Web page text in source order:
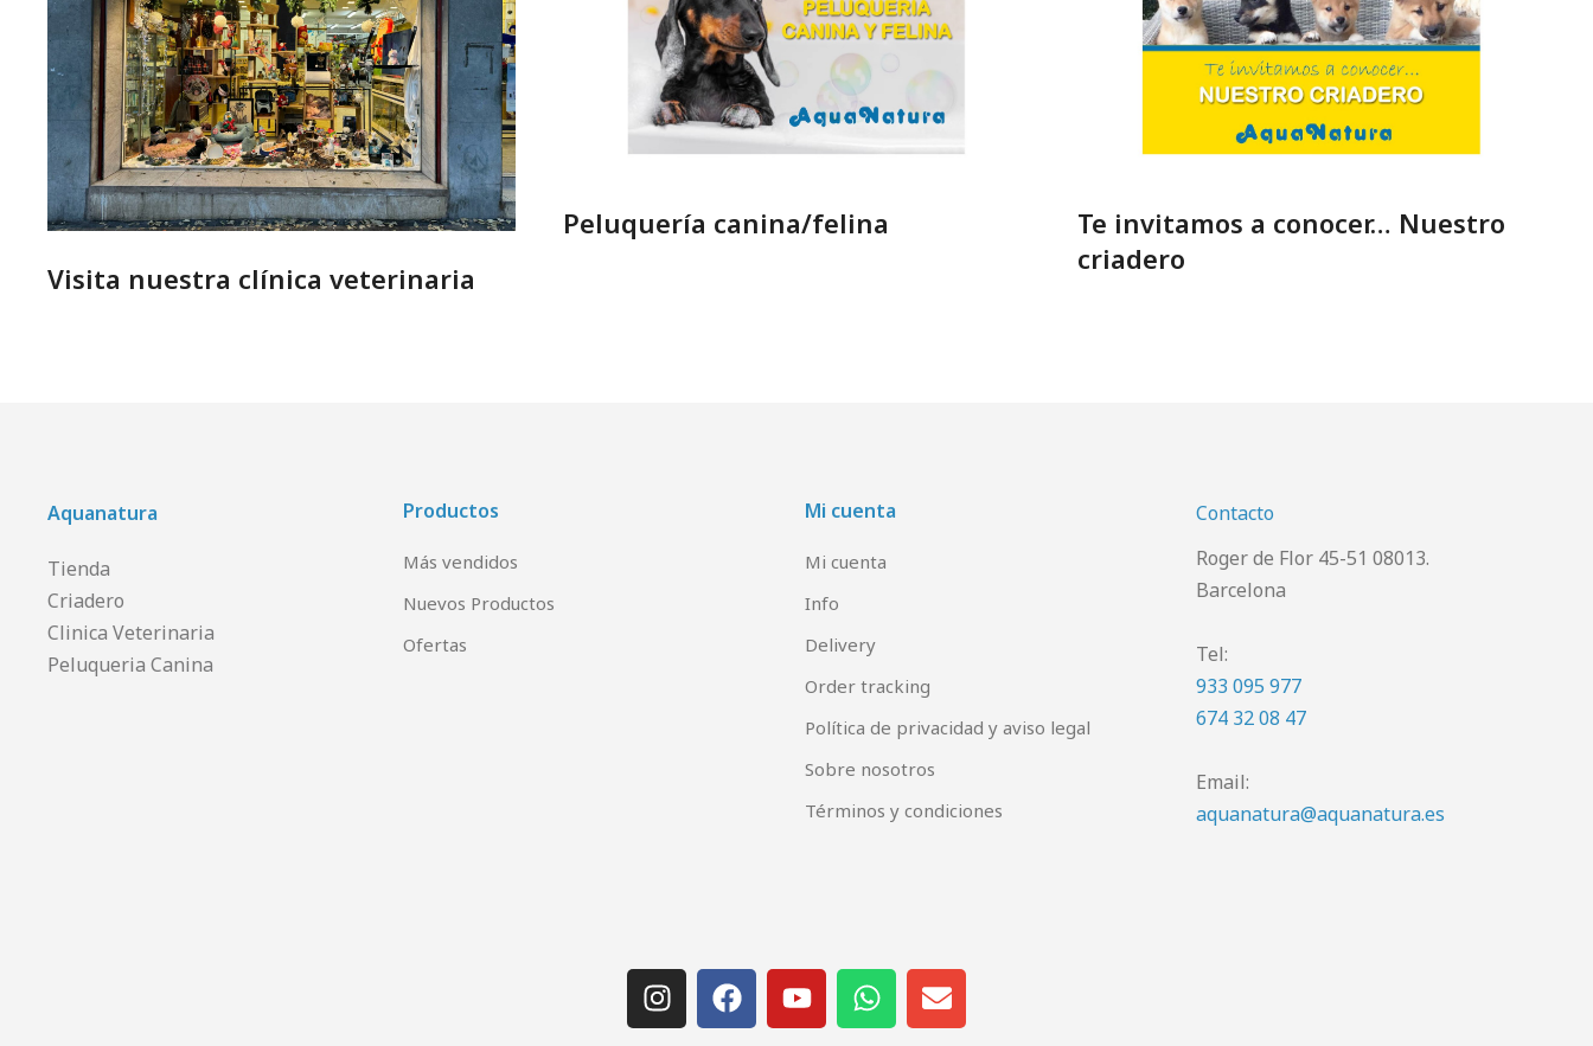
Visita nuestra clínica veterinaria
Peluquería canina/felina
Te invitamos a conocer… Nuestro
criadero
Aquanatura
Tienda
Criadero
Clinica Veterinaria
Peluqueria Canina
Productos
Más vendidos
Nuevos Productos
Ofertas
Mi cuenta
Mi cuenta
Info
Delivery
Order tracking
Política de privacidad y aviso legal
Sobre nosotros
Términos y condiciones
Contacto
Roger de Flor 45-51 08013.
Barcelona
Tel:
933 095 977
674 32 08 47
Email:
aquanatura@aquanatura.es